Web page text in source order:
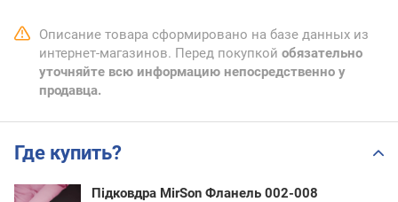
Описание товара сформировано на базе данных из
интернет-магазинов. Перед покупкой обязательно
уточняйте всю информацию непосредственно у
продавца.
Где купить?
Підковдра MirSon Фланель 002-008